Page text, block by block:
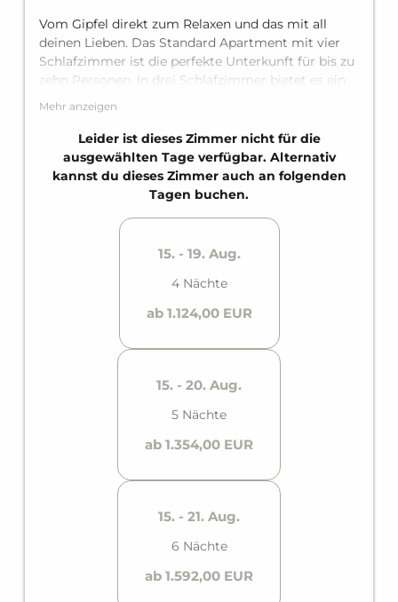
Vom Gipfel direkt zum Relaxen und das mit all
deinen Lieben. Das Standard Apartment mit vier
Schlafzimmer ist die perfekte Unterkunft für bis zu
zehn Personen. In drei Schlafzimmer bietet es ein
King-Size-Doppelbettund eines bietet zwei
Einzelbetten. Im Wohnbereich verfügt es noch
über eine bequeme Schlafcouch für zwei weitere
Gäste. Perfekt ausgestattet mit zwei Bädern mit
Badewanne, einer voll ausgestatteten Küche und
einem privaten Balkon. Der perfekte Urlaub kann
Mehr anzeigen
Leider ist dieses Zimmer nicht für die
ausgewählten Tage verfügbar. Alternativ
kannst du dieses Zimmer auch an folgenden
Tagen buchen.
15. - 19. Aug.
4 Nächte
ab 1.124,00 EUR
15. - 20. Aug.
5 Nächte
ab 1.354,00 EUR
15. - 21. Aug.
6 Nächte
ab 1.592,00 EUR